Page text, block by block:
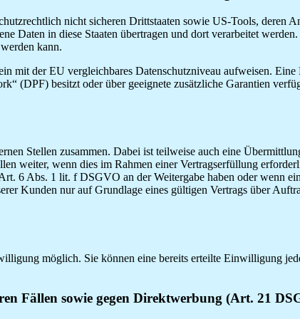
nicht sicheren Drittstaaten sowie US-Tools,
Daten in diese Staaten übertragen und dort verarbeitet
kann.
mit der EU vergleichbares Datenschutzniveau aufweisen.
(DPF) besitzt oder über geeignete zusätzliche Garantien
Stellen zusammen. Dabei ist teilweise auch eine
weiter, wenn dies im Rahmen einer Vertragserfüllung
6 Abs. 1 lit. f DSGVO an der Weitergabe haben oder wenn
Kunden nur auf Grundlage eines gültigen Vertrags über
möglich. Sie können eine bereits erteilte Einwilligung
Fällen sowie gegen Direktwerbung (Art. 21